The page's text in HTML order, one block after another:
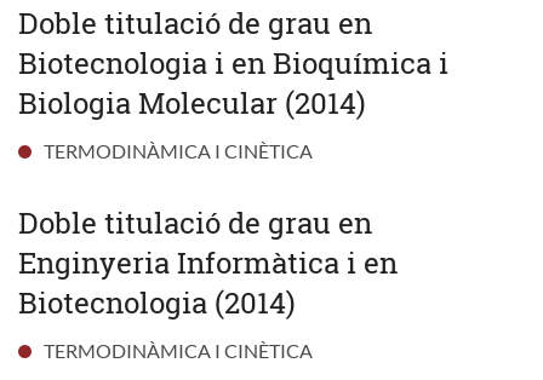
Doble titulació de grau en
Biotecnologia i en Bioquímica i
Biologia Molecular (2014)
TERMODINÀMICA I CINÈTICA
Doble titulació de grau en
Enginyeria Informàtica i en
Biotecnologia (2014)
TERMODINÀMICA I CINÈTICA